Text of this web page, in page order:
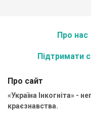
Про нас
Підтримати
Про сайт
«Україна Інкогніта» -
краєзнавства.